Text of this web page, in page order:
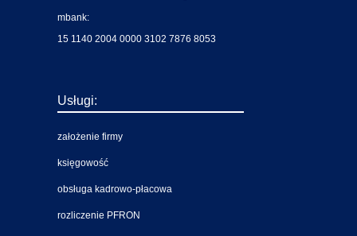
mbank:
15 1140 2004 0000 3102 7876 8053
Usługi:
założenie firmy
księgowość
obsługa kadrowo-płacowa
rozliczenie PFRON